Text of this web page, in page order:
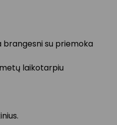
brangesni su priemoka
laikotarpiu